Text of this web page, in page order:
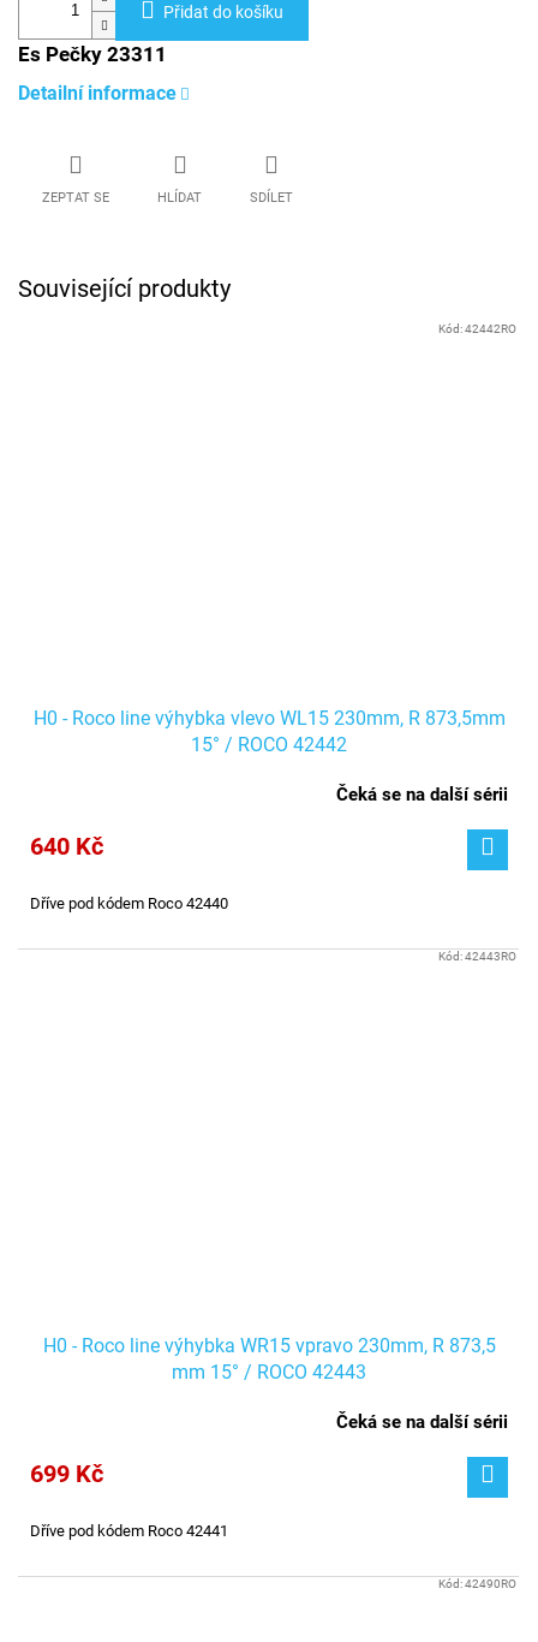
Přidat do košíku
Es Pečky 23311
Detailní informace
ZEPTAT SE HLÍDAT SDÍLET
Související produkty
H0 - Roco line výhybka vlevo WL15 230mm, R 873,5mm
15° / ROCO 42442
Čeká se na další sérii
640 Kč
Dříve pod kódem Roco 42440
Kód:42442RO
H0 - Roco line výhybka WR15 vpravo 230mm, R 873,5
mm 15° / ROCO 42443
Čeká se na další sérii
699 Kč
Dříve pod kódem Roco 42441
Kód:42443RO
Kód:42490RO